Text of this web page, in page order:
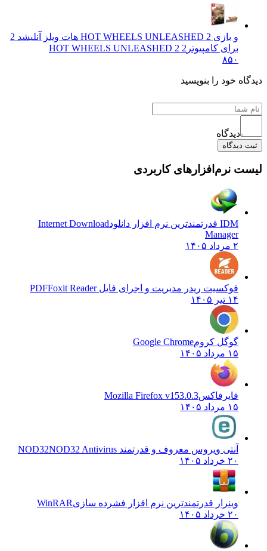
و بازی HOT WHEELS UNLEASHED 2 هات ویلز آنلیشد 2
برای کامپیوتر HOT WHEELS UNLEASHED 2 2
۸۵۰
دیدگاه خود را بنویسید
دیدگاه
ثبت دیدگاه
لیست نرم‌افزارهای کاربردی
IDM قدرتمندترین نرم افزار دانلود
Internet Download
Manager
۲ مرداد ۱۴۰۵
فوکسیت ریدر مدیریت و اجرای فایل PDFFoxit Reader
۱۴ تیر ۱۴۰۵
گوگل کرومGoogle Chrome
۱۵ مرداد ۱۴۰۵
فایرفاکسMozilla Firefox v153.0.3
۱۵ مرداد ۱۴۰۵
آنتی ویروس معروف و قدرتمند NOD32 NOD32 Antivirus
۲۰ خرداد ۱۴۰۵
وینرار قدرتمندترین نرم افزار فشرده سازیWinRAR
۲۰ خرداد ۱۴۰۵